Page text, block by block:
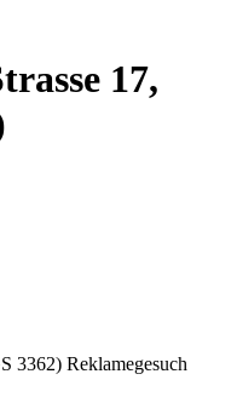
17,
3362) Reklamegesuch